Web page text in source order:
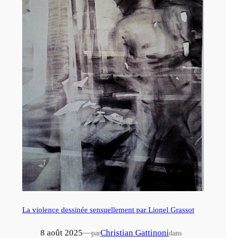
La violence dessinée sensuellement par Lionel Grassot
8 août 2025—parChristian Gattinonidans